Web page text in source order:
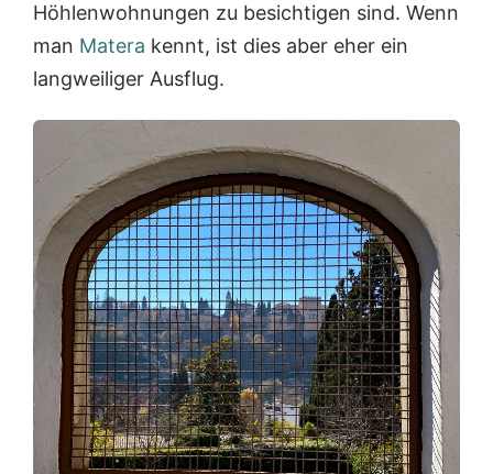
a
t
t
i
…
f
k
t
…
A
t
z
v
r
a
f
e
Höhlenwohnungen zu besichtigen sind. Wenn
man Matera kennt, ist dies aber eher ein
langweiliger Ausflug.